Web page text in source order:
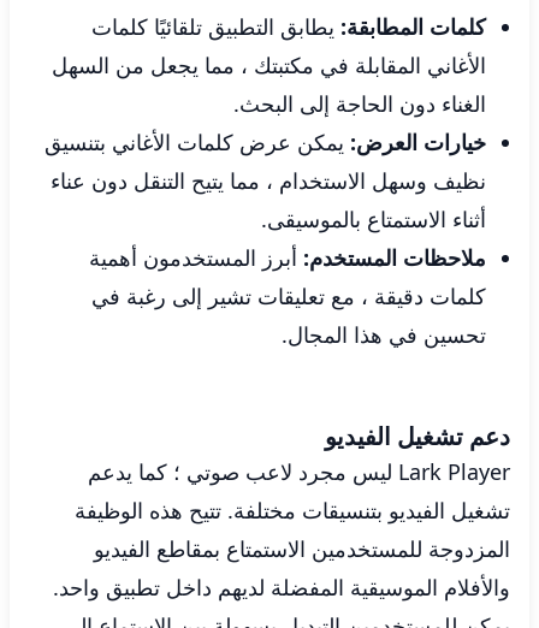
كلمات المطابقة: يطابق التطبيق تلقائيًا كلمات
الأغاني المقابلة في مكتبتك ، مما يجعل من السهل
الغناء دون الحاجة إلى البحث.
خيارات العرض: يمكن عرض كلمات الأغاني بتنسيق
نظيف وسهل الاستخدام ، مما يتيح التنقل دون عناء
أثناء الاستمتاع بالموسيقى.
ملاحظات المستخدم: أبرز المستخدمون أهمية
كلمات دقيقة ، مع تعليقات تشير إلى رغبة في
تحسين في هذا المجال.
دعم تشغيل الفيديو
Lark Player ليس مجرد لاعب صوتي ؛ كما يدعم
تشغيل الفيديو بتنسيقات مختلفة. تتيح هذه الوظيفة
المزدوجة للمستخدمين الاستمتاع بمقاطع الفيديو
والأفلام الموسيقية المفضلة لديهم داخل تطبيق واحد.